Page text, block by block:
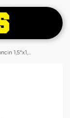
120 lts /min